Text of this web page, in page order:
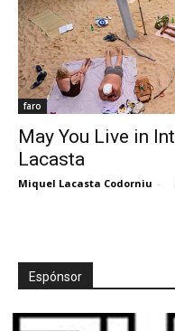
faro
May You Live in
Lacasta
Miquel Lacasta Codorniu -
Espónsor